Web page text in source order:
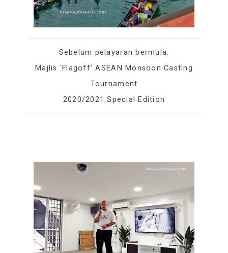
Sebelum pelayaran bermula.
Majlis 'Flagoff' ASEAN Monsoon Casting
Tournament
2020/2021 Special Edition